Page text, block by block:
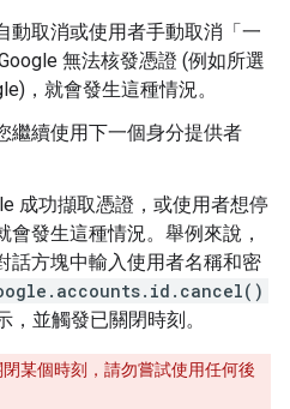
動取消或使用者手動取消「一
無法核發憑證 (例如所選
，就會發生這種情況。
繼續使用下一個身分提供者
成功擷取憑證，或使用者想停
會發生這種情況。舉例來說，
話方塊中輸入使用者名稱和密
，並觸發已關閉時刻。
某個時刻，請勿嘗試使用任何後